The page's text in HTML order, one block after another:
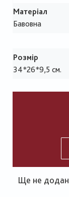
Матеріал
Бавовна
Розмір
34*26*9,5 см.
Ще не